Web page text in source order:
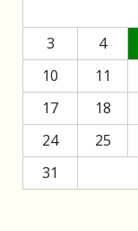
3
4
10
11
17
18
24
25
31